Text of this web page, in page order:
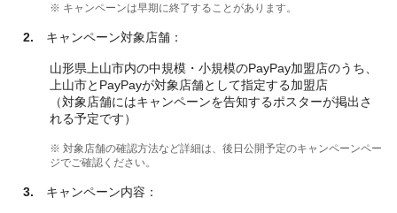
※ キャンペーンは早期に終了することがあります。
2. キャンペーン対象店舗：
山形県上山市内の中規模・小規模のPayPay加盟店のうち、
上山市とPayPayが対象店舗として指定する加盟店
（対象店舗にはキャンペーンを告知するポスターが掲出さ
れる予定です）
※ 対象店舗の確認方法など詳細は、後日公開予定のキャンペーンペー
ジでご確認ください。
3. キャンペーン内容：